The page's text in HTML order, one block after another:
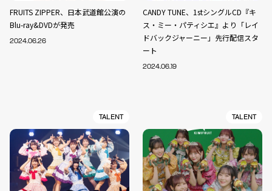
FRUITS ZIPPER、日本武道館公演の
Blu-ray&DVDが発売
2024.06.26
CANDY TUNE、1stシングルCD『キ
ス・ミー・パティシエ』より「レイ
ドバックジャーニー」先行配信スタ
ート
2024.06.19
TALENT TALENT